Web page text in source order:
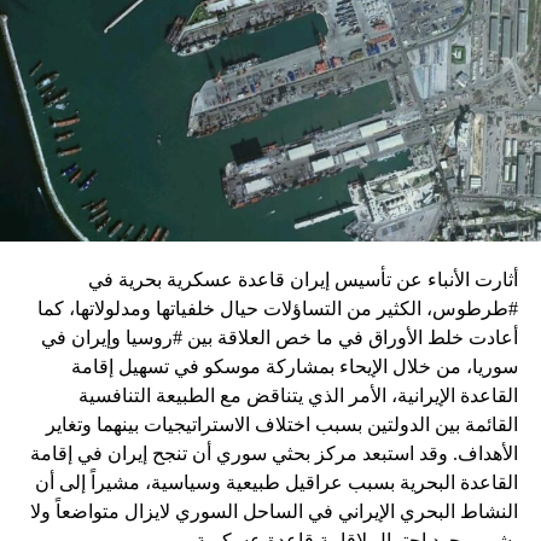
واشنطن للدفع بالمفاوضات والتوصل إلى اتفاق لوقف لإطلاق
النار في غزة.
ويبدو أن نتنياهو استبق زيارة بلينكن لإسرائيل بالتأكيد على أن
الضغوط يجب أن تتوجه إلى حماس، وليس على حكومته.
كما وقال بيان من مكتب نتنياهو إنه مصر على بقاء القوات
الإسرائيلية في محور فيلادلفيا “لمنع الإرهابيين من إعادة
التسلح”.
وفي هذا السياق، قال الكاتب والباحث السياسي الفلسطيني
جمال زقوت في حديث لـ”سكاي نيوز عربية”:
حماس ليست عقبة في المفاوضات وأي حديث من هذا
القبيل تجني على الموقف الفلسطيني.
المعضلة الأساسية هي أن نتنياهو يعرض المجتمع
الإسرائيلي والمنطقة للخطر.
حماس وافقت على الإطار الرئيسي الذي قدمه جو بايدن
أثارت الأنباء عن تأسيس إيران قاعدة عسكرية بحرية في
#طرطوس، الكثير من التساؤلات حيال خلفياتها ومدلولاتها، كما
أعادت خلط الأوراق في ما خص العلاقة بين #روسيا وإيران في
سوريا، من خلال الإيحاء بمشاركة موسكو في تسهيل إقامة
القاعدة الإيرانية، الأمر الذي يتناقض مع الطبيعة التنافسية
القائمة بين الدولتين بسبب اختلاف الاستراتيجيات بينهما وتغاير
الأهداف. وقد استبعد مركز بحثي سوري أن تنجح إيران في إقامة
القاعدة البحرية بسبب عراقيل طبيعية وسياسية، مشيراً إلى أن
النشاط البحري الإيراني في الساحل السوري لايزال متواضعاً ولا